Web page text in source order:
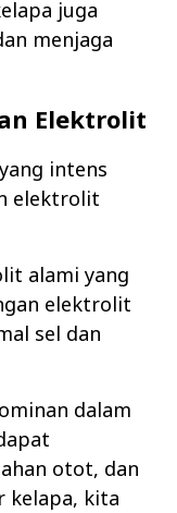
juga
menjaga
Elektrolit
intens
elektrolit
alami yang
elektrolit
sel dan
dalam
otot, dan
kelapa, kita